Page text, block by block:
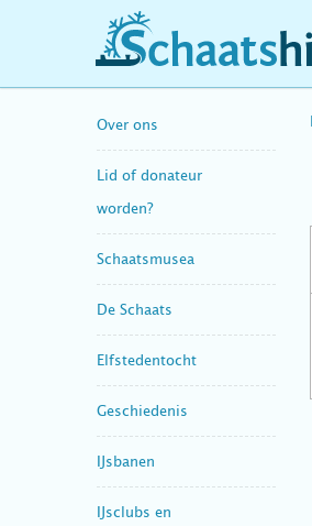
schaatshistorie.nl
Over ons
Lid of donateur
worden?
Schaatsmusea
De Schaats
Elfstedentocht
Geschiedenis
IJsbanen
IJsclubs en